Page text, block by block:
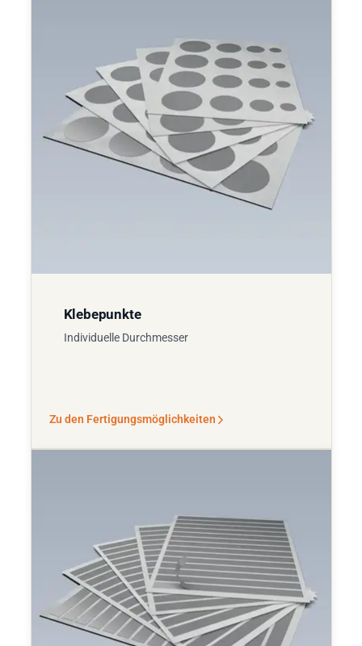
Klebepunkte
Individuelle Durchmesser
Zu den Fertigungsmöglichkeiten